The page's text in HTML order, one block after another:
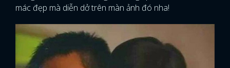
mác đẹp mà diễn dở trên màn ảnh đó nha!